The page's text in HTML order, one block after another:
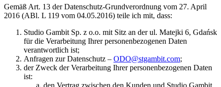
Gemäß Art. 13 der Datenschutz-Grundverordnung vom 27. April
2016 (ABl. L 119 vom 04.05.2016) teile ich mit, dass:
Studio Gambit Sp. z o.o. mit Sitz an der ul. Matejki 6, Gdańsk
für die Verarbeitung Ihrer personenbezogenen Daten
verantwortlich ist;
Anfragen zur Datenschutz – ODO@stgambit.com;
der Zweck der Verarbeitung Ihrer personenbezogenen Daten
ist:
den Vertrag zwischen den Kunden und Studio Gambit